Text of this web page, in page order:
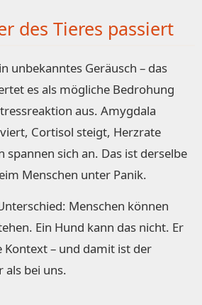
des Tieres passiert
unbekanntes Geräusch – das
es als mögliche Bedrohung
aus. Amygdala
Cortisol steigt, Herzrate
spannen sich an. Das ist derselbe
Menschen unter Panik.
Menschen können
Ein Hund kann das nicht. Er
Kontext – und damit ist der
als bei uns.